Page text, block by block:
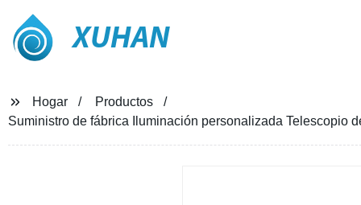
XUHAN
Hogar
Productos
Suministro de fábrica Iluminación personalizada Telescopio